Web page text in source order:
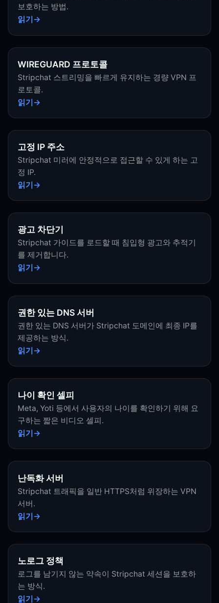
보호하는 방법.
읽기
WIREGUARD 프로토콜
Stripchat 스트리밍을 빠르게 유지하는 경량 VPN 프
로토콜.
읽기
고정 IP 주소
Stripchat 미러에 안정적으로 접근할 수 있게 하는 고
정 IP.
읽기
광고 차단기
Stripchat 가이드를 로드할 때 침입형 광고와 추적기
를 제거합니다.
읽기
권한 있는 DNS 서버
권한 있는 DNS 서버가 Stripchat 도메인에 최종 IP를
제공하는 방식.
읽기
나이 확인 셀피
Meta, Yoti 등에서 사용자의 나이를 확인하기 위해 요
구하는 짧은 비디오 셀피.
읽기
난독화 서버
Stripchat 트래픽을 일반 HTTPS처럼 위장하는 VPN
서버.
읽기
노로그 정책
로그를 남기지 않는 약속이 Stripchat 세션을 보호하
는 방식.
읽기